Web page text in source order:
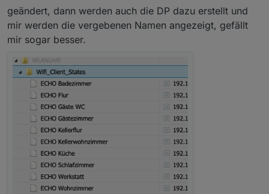
geändert, dann werden auch die DP dazu erstellt und
mir werden die vergebenen Namen angezeigt, gefällt
mir sogar besser.